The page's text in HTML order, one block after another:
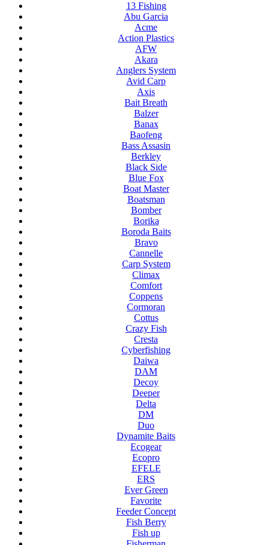
13 Fishing
Abu Garcia
Acme
Action Plastics
AFW
Akara
Anglers System
Avid Carp
Axis
Bait Breath
Balzer
Banax
Baofeng
Bass Assasin
Berkley
Black Side
Blue Fox
Boat Master
Boatsman
Bomber
Borika
Boroda Baits
Bravo
Cannelle
Carp System
Climax
Comfort
Coppens
Cormoran
Cottus
Crazy Fish
Cresta
Cyberfishing
Daiwa
DAM
Decoy
Deeper
Delta
DM
Duo
Dynamite Baits
Ecogear
Ecopro
EFELE
ERS
Ever Green
Favorite
Feeder Concept
Fish Berry
Fish up